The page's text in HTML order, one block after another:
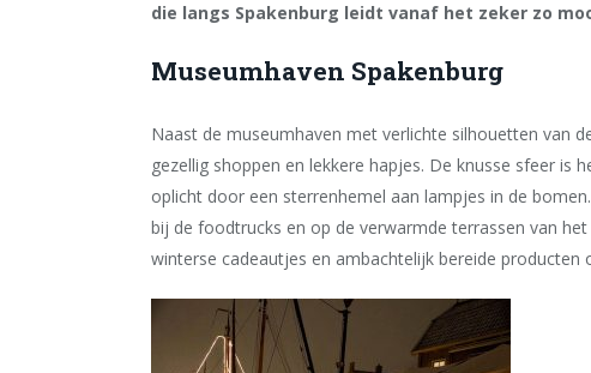
die langs Spakenburg leidt vanaf het zeker zo
Museumhaven Spakenburg
Naast de museumhaven met verlichte silhouetten van
gezellig shoppen en lekkere hapjes. De knusse sfeer
oplicht door een sterrenhemel aan lampjes in de
bij de foodtrucks en op de verwarmde terrassen van
winterse cadeautjes en ambachtelijk bereide producten